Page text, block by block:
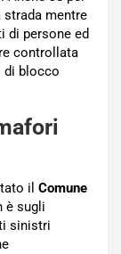
mentre
di persone ed
controllata
di blocco
il Comune
è sugli
sinistri